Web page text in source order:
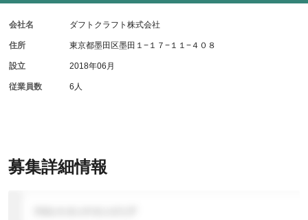
募集詳細情報
会社名 ダフトクラフト株式会社
住所 東京都墨田区墨田１−１７−１１−４０８
設立 2018年06月
従業員数 6人